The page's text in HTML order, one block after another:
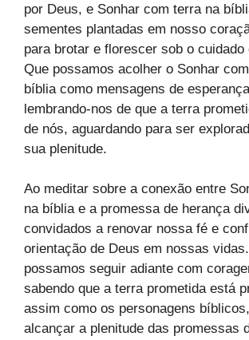
por Deus, e Sonhar com terra na
sementes plantadas em nosso
para brotar e florescer sob o cuidado
Que possamos acolher o Sonhar
bíblia como mensagens de
lembrando-nos de que a terra
de nós, aguardando para ser
sua plenitude.
Ao meditar sobre a conexão entre
na bíblia e a promessa de herança
convidados a renovar nossa fé e
orientação de Deus em nossas
possamos seguir adiante com
sabendo que a terra prometida está
assim como os personagens
alcançar a plenitude das promessas